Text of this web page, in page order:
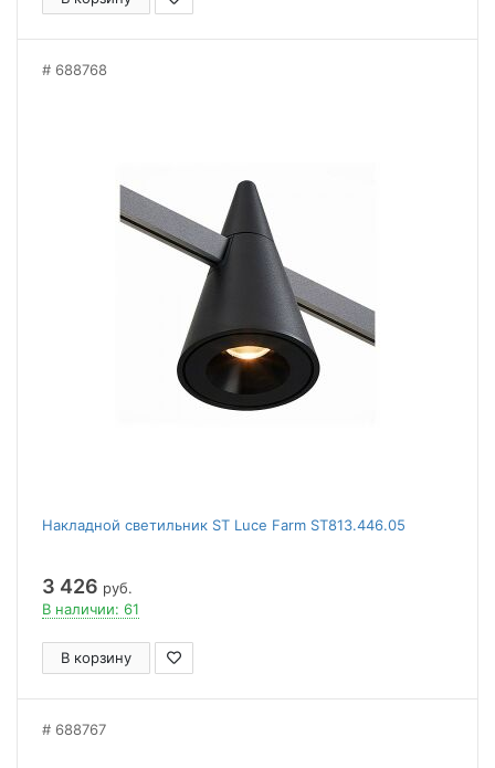
688768
Накладной светильник ST Luce Farm ST813.446.05
3 426 руб.
В наличии: 61
В корзину
688767